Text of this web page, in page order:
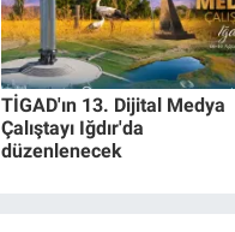
TİGAD'ın 13. Dijital Medya
Çalıştayı Iğdır'da
düzenlenecek